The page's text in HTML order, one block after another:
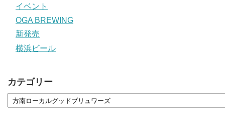
イベント
OGA BREWING
新発売
横浜ビール
カテゴリー